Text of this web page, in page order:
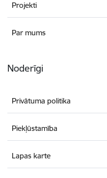
Projekti
Par mums
Noderīgi
Privātuma politika
Piekļūstamība
Lapas karte